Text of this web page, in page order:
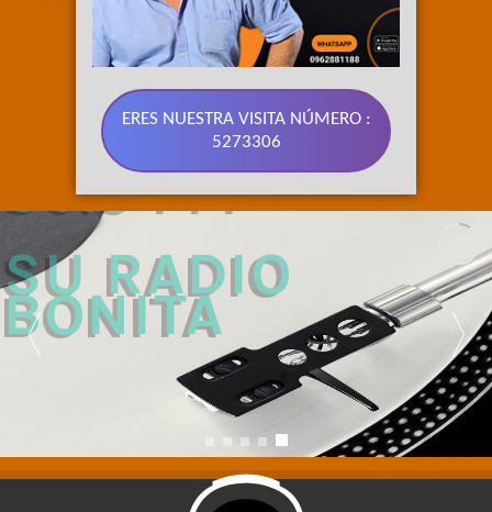
ERES NUESTRA VISITA NÚMERO :
5273306
89.3 FM
SU RADIO
BONITA